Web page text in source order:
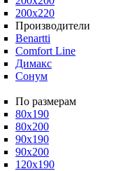
200x220
Производители
Benartti
Comfort Line
Димакс
Сонум
По размерам
80x190
80x200
90x190
90x200
120x190